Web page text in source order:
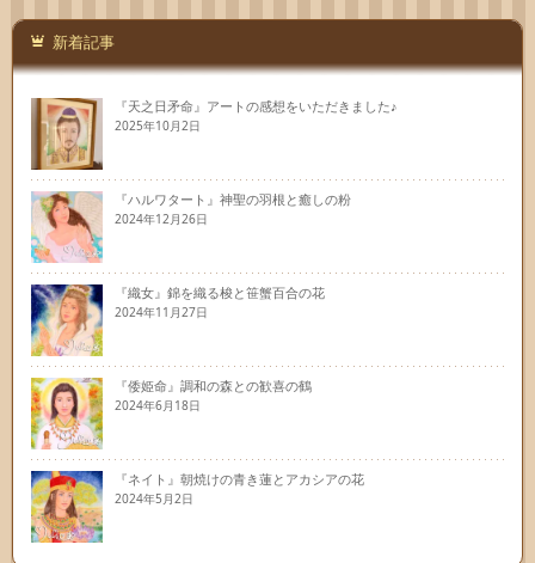
新着記事
『天之日矛命』アートの感想をいただきました♪
2025年10月2日
『ハルワタート』神聖の羽根と癒しの粉
2024年12月26日
『織女』錦を織る梭と笹蟹百合の花
2024年11月27日
『倭姫命』調和の森との歓喜の鶴
2024年6月18日
『ネイト』朝焼けの青き蓮とアカシアの花
2024年5月2日